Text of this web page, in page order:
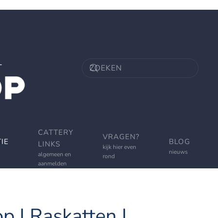
CATTERY
LINKS
algemeen en
aanmelden
VRAGEN?
kijk hier even
rond
BLOG
nieuws